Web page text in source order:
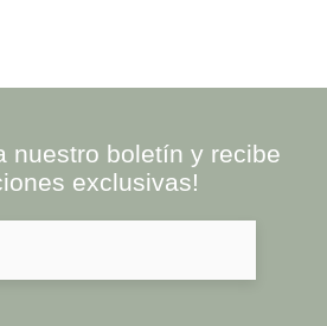
nuestro boletín y recibe
exclusivas!